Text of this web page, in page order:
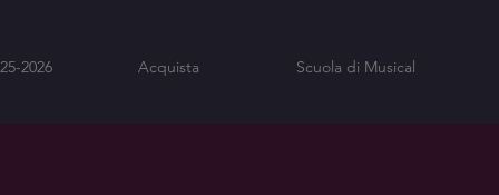
2026 Acquista Scuola di Musical